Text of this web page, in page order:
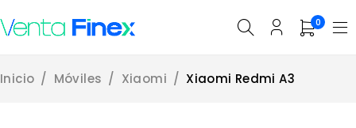
0
Inicio / Móviles / Xiaomi / Xiaomi Redmi A3